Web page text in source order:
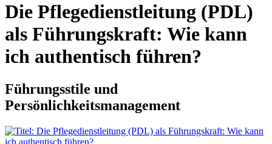
Die Pflegedienstleitung (PDL)
als Führungskraft: Wie kann
ich authentisch führen?
Führungsstile und
Persönlichkeitsmanagement